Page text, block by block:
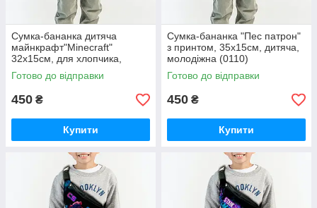
Сумка-бананка дитяча
майнкрафт"Minecraft"
32х15см, для хлопчика,
молодіжна (0109)
Готово до відправки
450 ₴
Купити
Сумка-бананка "Пес патрон"
з принтом, 35х15см, дитяча,
молодіжна (0110)
Готово до відправки
450 ₴
Купити